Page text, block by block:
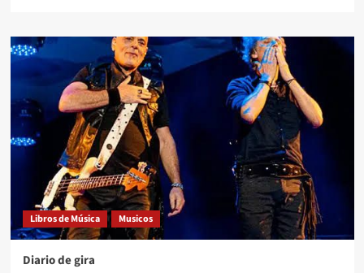
Libros de Música Musicos
Diario de gira